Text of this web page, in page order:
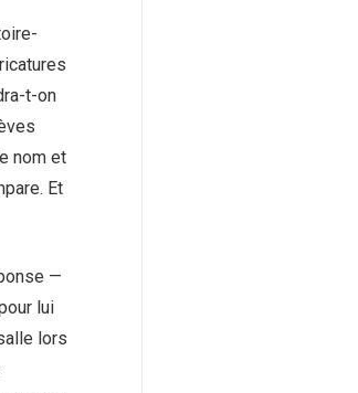
t-on
nom et
Et
—
lui
lors